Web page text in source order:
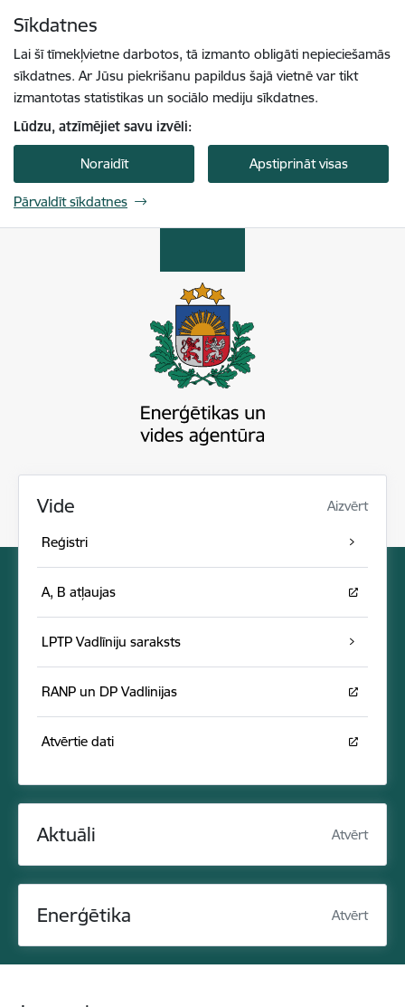
Sīkdatnes
Lai šī tīmekļvietne darbotos, tā izmanto obligāti nepieciešamās
sīkdatnes. Ar Jūsu piekrišanu papildus šajā vietnē var tikt
izmantotas statistikas un sociālo mediju sīkdatnes.
Lūdzu, atzīmējiet savu izvēli:
Noraidīt Apstiprināt visas
Pārvaldīt sīkdatnes
Vide Aizvērt
Reģistri
A, B atļaujas
LPTP Vadlīniju saraksts
RANP un DP Vadlinijas
Atvērtie dati
Aktuāli Atvērt
Enerģētika Atvērt